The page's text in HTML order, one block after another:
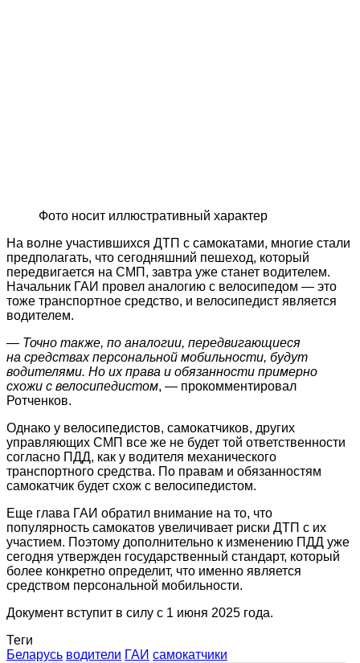
Фото носит иллюстративный характер
На волне участившихся ДТП с самокатами, многие стали
предполагать, что сегодняшний пешеход, который
передвигается на СМП, завтра уже станет водителем.
Начальник ГАИ провел аналогию с велосипедом — это
тоже транспортное средство, и велосипедист является
водителем.
— Точно также, по аналогии, передвигающиеся
на средствах персональной мобильности, будут
водителями. Но их права и обязанности примерно
схожи с велосипедистом, — прокомментировал
Ротченков.
Однако у велосипедистов, самокатчиков, других
управляющих СМП все же не будет той ответственности
согласно ПДД, как у водителя механического
транспортного средства. По правам и обязанностям
самокатчик будет схож с велосипедистом.
Еще глава ГАИ обратил внимание на то, что
популярность самокатов увеличивает риски ДТП с их
участием. Поэтому дополнительно к изменению ПДД уже
сегодня утвержден государственный стандарт, который
более конкретно определит, что именно является
средством персональной мобильности.
Документ вступит в силу с 1 июня 2025 года.
Теги
Беларусь водители ГАИ самокатчики